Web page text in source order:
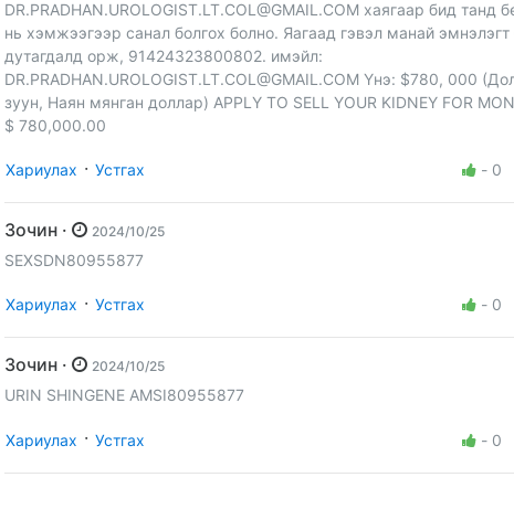
DR.PRADHAN.UROLOGIST.LT.COL@GMAIL.COM хаягаар бид танд
нь хэмжээгээр санал болгох болно. Яагаад гэвэл манай
дутагдалд орж, 91424323800802. имэйл:
DR.PRADHAN.UROLOGIST.LT.COL@GMAIL.COM Yнэ: $780, 000
зуун, Наян мянган доллар) APPLY TO SELL YOUR KIDNEY FOR
$ 780,000.00
Хариулах · Устгах - 0
Зочин · 2024/10/25
SEXSDN80955877
Хариулах · Устгах - 0
Зочин · 2024/10/25
URIN SHINGENE AMSI80955877
Хариулах · Устгах - 0